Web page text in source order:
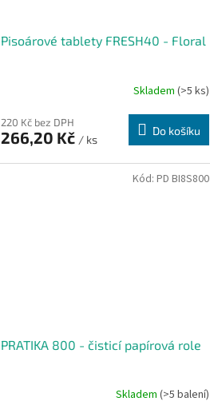
Pisoárové tablety FRESH40 - Floral
Skladem (>5 ks)
220 Kč bez DPH
266,20 Kč / ks
Do košíku
PRATIKA 800 - čisticí papírová role
Skladem (>5 balení)
Kód: PD BI8S800